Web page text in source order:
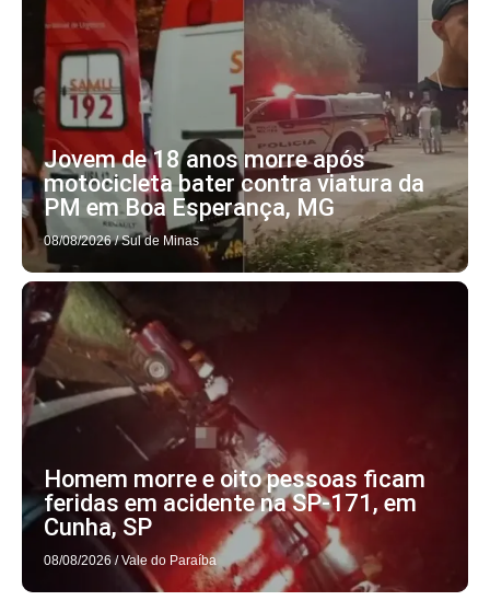
Jovem de 18 anos morre após
motocicleta bater contra viatura da
PM em Boa Esperança, MG
08/08/2026 / Sul de Minas
Homem morre e oito pessoas ficam
feridas em acidente na SP-171, em
Cunha, SP
08/08/2026 / Vale do Paraíba